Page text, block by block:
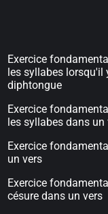
Exercice
les syllabes lorsqu'il
diphtongue
Exercice
les syllabes dans un
Exercice
un vers
Exercice
césure dans un vers